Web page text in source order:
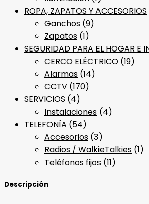
ROPA, ZAPATOS Y ACCESORIOS
Ganchos (9)
Zapatos (1)
SEGURIDAD PARA EL HOGAR E
CERCO ELÉCTRICO (19)
Alarmas (14)
CCTV (170)
SERVICIOS (4)
Instalaciones (4)
TELEFONÍA (54)
Accesorios (3)
Radios / WalkieTalkies (1)
Teléfonos fijos (11)
Descripción